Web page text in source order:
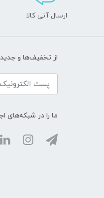
ارسال آنی کالا
از تخفیف‌ها و
ما را در شبکه‌های